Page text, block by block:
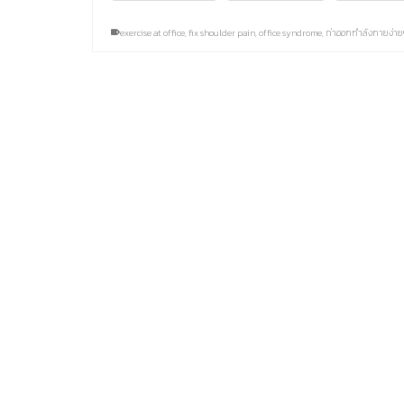
exercise at office,fix shoulder pain,office syndrome, ท่าออกกำลังกายง่า